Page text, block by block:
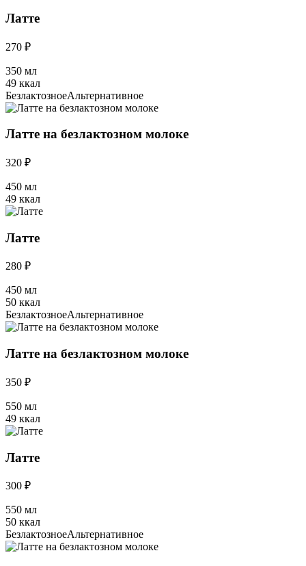
Латте
270 ₽
350 мл
49 ккал
БезлактозноеАльтернативное
Латте на безлактозном молоке
320 ₽
450 мл
49 ккал
Латте
280 ₽
450 мл
50 ккал
БезлактозноеАльтернативное
Латте на безлактозном молоке
350 ₽
550 мл
49 ккал
Латте
300 ₽
550 мл
50 ккал
БезлактозноеАльтернативное